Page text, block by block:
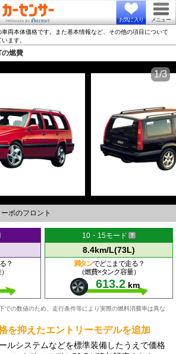
お気に入り メニュー
両本体価格です。また基本情報など、その他の項目について
ます。
の燃費
ボのフロント
1/3
？
10・15モード
8.4km/L(73L)
満タンでどこまで走る？
（燃費×タンク容量）
613.2 km
での数値のため、走行条件等により実際の燃料消費率は異な
を抑えたエントリーモデルを追加
ルシステムなどを標準装備したうえで価格